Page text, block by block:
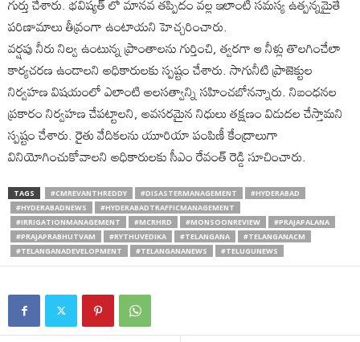
పరిణామాలు తీవ్రంగా ఉంటాయని హెచ్చరించారు.
వర్షపు నీరు నిల్వ ఉంటున్న ప్రాంతాలను గుర్తించి, త్వరగా ఆ నీళ్లు తొలగించేలా
కార్యచరణ ఉండాలని అధికారులకు స్పష్టం చేశారు. సాగునీటి ప్రాజెక్టుల
నిర్వహణ విషయంలో ఎలాంటి అలసత్వాన్ని సహించబోనన్నారు. నిబంధనల
ప్రకారం నిర్వహణ చేపట్టాలని, అవసరమైన నిధులు తక్షణం విడుదల చేస్తామని
స్పష్టం చేశారు. రైతు వేదికలను యూరియా పంపిణీ కేంద్రాలుగా
వినియోగించుకోవాలని అధికారులకు సీఎం రేవంత్ రెడ్డి సూచించారు.
TAGS #CMREVANTHREDDY #DISASTERMANAGEMENT
#HYDERABAD
#HYDERABADNEWS
#HYDERABADTRAFFICMANAGEMENT
#IRRIGATIONMANAGEMENT
#MCRHRD #MONSOONREVIEW
#PRAJAPALANA
#PRAJAPRABHUTVAM
#RYTHUVEDIKA #TELANGANA
#TELANGANACM
#TELANGANADEVELOPMENT
#TELANGANANEWS #TELUGUNEWS